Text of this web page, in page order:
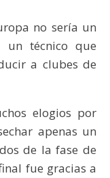
no sería un
un técnico que
a clubes de
elogios por
apenas un
de la fase de
fue gracias a